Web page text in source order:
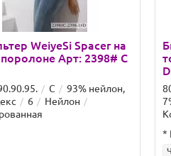
WeiyeSi Spacer на
Арт: 2398# C
C
93% нейлон,
6
Нейлон
D
*